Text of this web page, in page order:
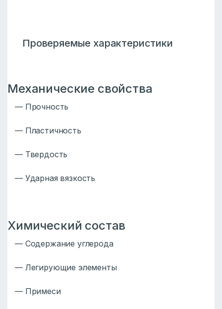
Проверяемые характеристики
Механические свойства
— Прочность
— Пластичность
— Твердость
— Ударная вязкость
Химический состав
— Содержание углерода
— Легирующие элементы
— Примеси